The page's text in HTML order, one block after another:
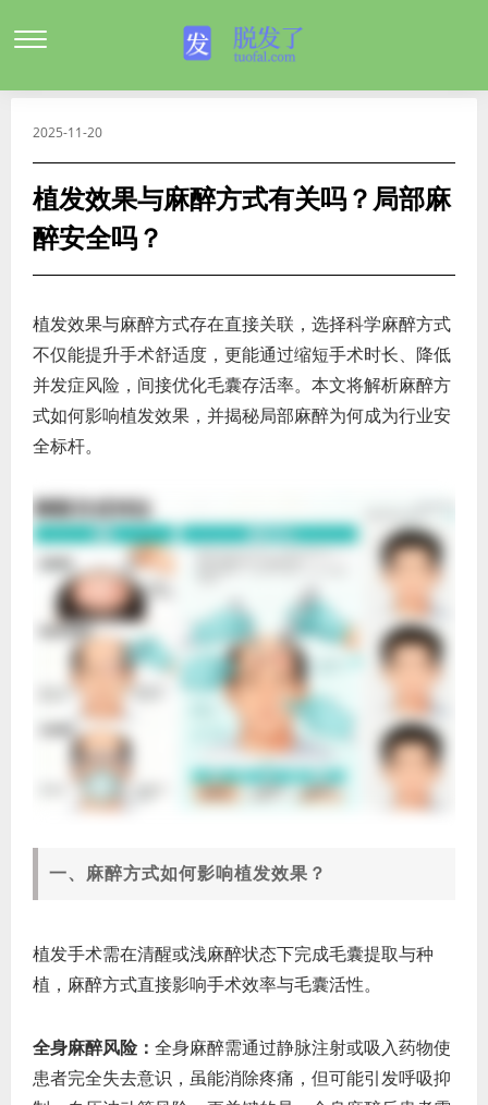
2025-11-20
植发效果与麻醉方式有关吗？局部麻
醉安全吗？
植发效果与麻醉方式存在直接关联，选择科学麻醉方式
不仅能提升手术舒适度，更能通过缩短手术时长、降低
并发症风险，间接优化毛囊存活率。本文将解析麻醉方
式如何影响植发效果，并揭秘局部麻醉为何成为行业安
全标杆。
一、麻醉方式如何影响植发效果？
植发手术需在清醒或浅麻醉状态下完成毛囊提取与种
植，麻醉方式直接影响手术效率与毛囊活性。
全身麻醉风险： 全身麻醉需通过静脉注射或吸入药物使
患者完全失去意识，虽能消除疼痛，但可能引发呼吸抑